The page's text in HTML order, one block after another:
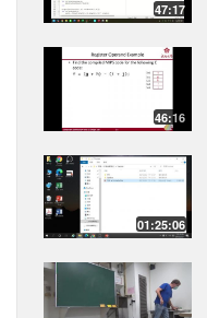
47:17
46:16
01:25:06